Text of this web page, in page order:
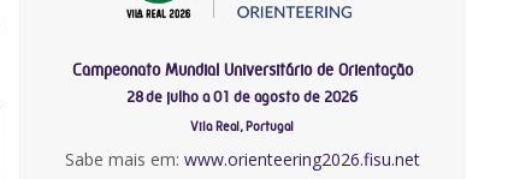
Campeonato Mundial Universitário de Orientação
28 de julho a 01 de agosto de 2026
Vila Real, Portugal
Sabe mais em: www.orienteering2026.fisu.net